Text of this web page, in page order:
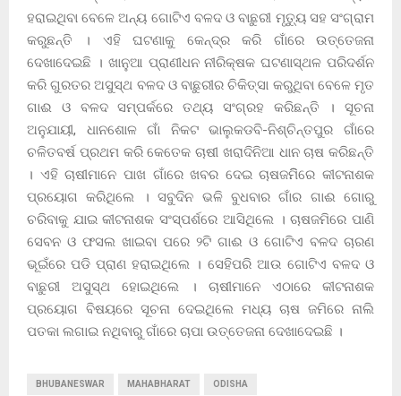
ହରାଇଥିବା ବେଳେ ଅନ୍ୟ ଗୋଟିଏ ବଳଦ ଓ ବାଛୁରୀ ମୃତ୍ୟୁ ସହ ସଂଗ୍ରାମ
କରୁଛନ୍ତି । ଏହି ଘଟଣାକୁ କେନ୍ଦ୍ର କରି ଗାଁରେ ଉତ୍ତେଜନା
ଦେଖାଦେଇଛି । ଖାନୁଆ ପ୍ରାଣୀଧନ ନୀରିକ୍ଷକ ଘଟଣାସ୍ଥଳ ପରିଦର୍ଶନ
କରି ଗୁରତର ଅସୁସ୍ଥ ବଳଦ ଓ ବାଛୁରୀର ଚିକିତ୍ସା କରୁଥିବା ବେଳେ ମୃତ
ଗାଈ ଓ ବଳଦ ସମ୍ପର୍କରେ ତଥ୍ୟ ସଂଗ୍ରହ କରିଛନ୍ତି । ସୂଚନା
ଅନୁଯାୟୀ, ଧାନଶୋଳ ଗାଁ ନିକଟ ଭାଲୁକଡବି-ନିଶ୍ଚିନ୍ତପୁର ଗାଁରେ
ଚଳିତବର୍ଷ ପ୍ରଥମ କରି କେତେକ ଚାଷୀ ଖରାଦିନିଆ ଧାନ ଚାଷ କରିଛନ୍ତି
। ଏହି ଚାଷୀମାନେ ପାଖ ଗାଁରେ ଖବର ଦେଇ ଚାଷଜମିିରେ କୀଟନାଶକ
ପ୍ରୟୋଗ କରିଥିଲେ । ସବୁଦିନ ଭଳି ବୁଧବାର ଗାଁର ଗାଈ ଗୋରୁ
ଚରିବାକୁ ଯାଇ କୀଟନାଶକ ସଂସ୍ପର୍ଶରେ ଆସିଥିଲେ । ଚାଷଜମିରେ ପାଣି
ସେବନ ଓ ଫସଲ ଖାଇବା ପରେ ୨ଟି ଗାଈ ଓ ଗୋଟିଏ ବଳଦ ଚାରଣ
ଭୂଇଁରେ ପଡି ପ୍ରାଣ ହରାଇଥିଲେ । ସେହିପରି ଆଉ ଗୋଟିଏ ବଳଦ ଓ
ବାଛୁରୀ ଅସୁସ୍ଥ ହୋଇଥିଲେ । ଚାଷୀମାନେ ଏଠାରେ କୀଟନାଶକ
ପ୍ରୟୋଗ ବିଷୟରେ ସୂଚନା ଦେଇଥିଲେ ମଧ୍ୟ ଚାଷ ଜମିରେ ନାଲି
ପତକା ଲଗାଇ ନଥିବାରୁ ଗାଁରେ ଚାପା ଉତ୍ତେଜନା ଦେଖାଦେଇଛି ।
BHUBANESWAR MAHABHARAT ODISHA